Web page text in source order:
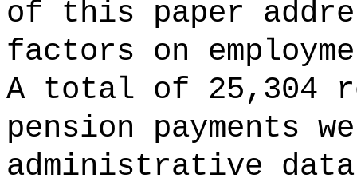
of this paper
factors on
A total of 25,304
pension payments
administrative data